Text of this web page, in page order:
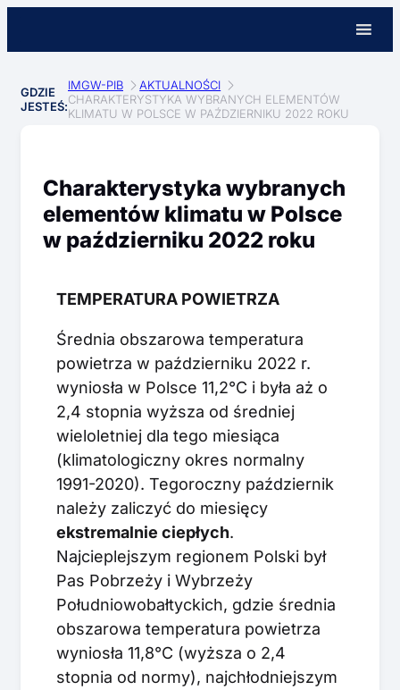
GDZIE
JESTEŚ:
IMGW-PIB
AKTUALNOŚCI
CHARAKTERYSTYKA WYBRANYCH ELEMENTÓW
KLIMATU W POLSCE W PAŹDZIERNIKU 2022 ROKU
Charakterystyka wybranych
elementów klimatu w Polsce
w październiku 2022 roku
TEMPERATURA POWIETRZA
Średnia obszarowa temperatura
powietrza w październiku 2022 r.
wyniosła w Polsce 11,2°C i była aż o
2,4 stopnia wyższa od średniej
wieloletniej dla tego miesiąca
(klimatologiczny okres normalny
1991-2020). Tegoroczny październik
należy zaliczyć do miesięcy
ekstremalnie ciepłych.
Najcieplejszym regionem Polski był
Pas Pobrzeży i Wybrzeży
Południowobałtyckich, gdzie średnia
obszarowa temperatura powietrza
wyniosła 11,8°C (wyższa o 2,4
stopnia od normy), najchłodniejszym